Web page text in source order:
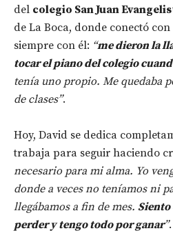
del colegio San Juan
de La Boca, donde conectó
siempre con él: “me dieron la
tocar el piano del colegio
tenía uno propio. Me quedaba
de clases”.
Hoy, David se dedica
trabaja para seguir haciendo
necesario para mi alma. Yo
donde a veces no teníamos ni
llegábamos a fin de mes. Siento
perder y tengo todo por ganar”.